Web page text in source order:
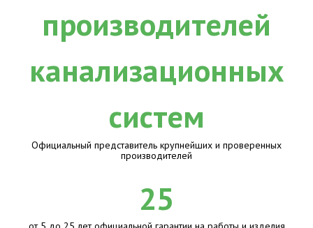
Официальный представитель крупнейших и проверенных
производителей
25